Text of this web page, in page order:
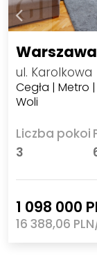
Warszawa
ul. Karolkowa
Cegła | Metro
Woli
Liczba pokoi
3
1 098 000
16 388,06